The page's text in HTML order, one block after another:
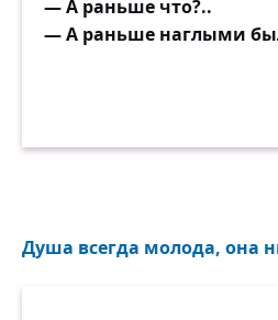
— А раньше что?..
— А раньше наглыми
Душа всегда молода, она